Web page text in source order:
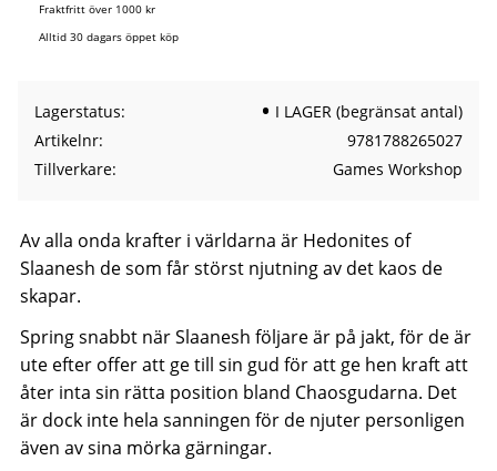
Fraktfritt över 1000 kr
Alltid 30 dagars öppet köp
Lagerstatus
I LAGER (begränsat antal)
Artikelnr
9781788265027
Tillverkare
Games Workshop
Av alla onda krafter i världarna är Hedonites of
Slaanesh de som får störst njutning av det kaos de
skapar.
Spring snabbt när Slaanesh följare är på jakt, för de är
ute efter offer att ge till sin gud för att ge hen kraft att
åter inta sin rätta position bland Chaosgudarna. Det
är dock inte hela sanningen för de njuter personligen
även av sina mörka gärningar.